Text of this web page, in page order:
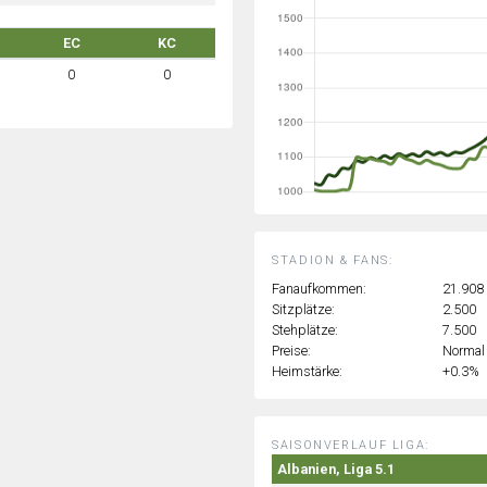
EC
KC
0 0
STADION & FANS:
Fanaufkommen:
21.908
Sitzplätze:
2.500
Stehplätze:
7.500
Preise:
Normal
Heimstärke:
+0.3%
SAISONVERLAUF LIGA:
Albanien, Liga 5.1